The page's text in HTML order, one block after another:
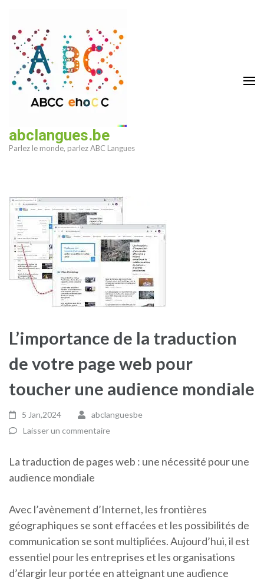
contenu
(Pressez
Entrée)
abclangues.be
Parlez le monde, parlez ABC Langues
L’importance de la traduction
de votre page web pour
toucher une audience mondiale
5 Jan,2024
abclanguesbe
Laisser un commentaire
La traduction de pages web : une nécessité pour une
audience mondiale
Avec l’avènement d’Internet, les frontières
géographiques se sont effacées et les possibilités de
communication se sont multipliées. Aujourd’hui, il est
essentiel pour les entreprises et les organisations
d’élargir leur portée en atteignant une audience